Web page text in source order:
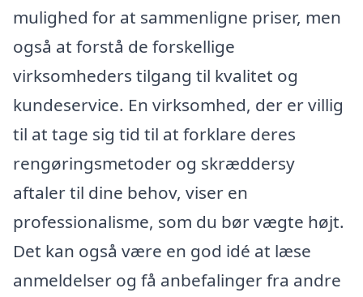
mulighed for at sammenligne priser, men
også at forstå de forskellige
virksomheders tilgang til kvalitet og
kundeservice. En virksomhed, der er villig
til at tage sig tid til at forklare deres
rengøringsmetoder og skræddersy
aftaler til dine behov, viser en
professionalisme, som du bør vægte højt.
Det kan også være en god idé at læse
anmeldelser og få anbefalinger fra andre